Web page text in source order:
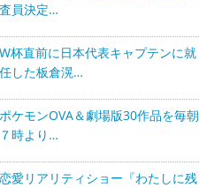
査員決定…
W杯直前に日本代表キャプテンに就
任した板倉滉…
ポケモンOVA＆劇場版30作品を毎朝
７時より…
恋愛リアリティショー『わたしに残